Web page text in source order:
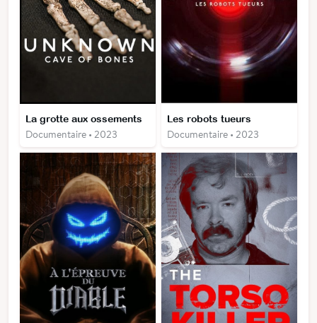
La grotte aux ossements
Documentaire • 2023
Les robots tueurs
Documentaire • 2023